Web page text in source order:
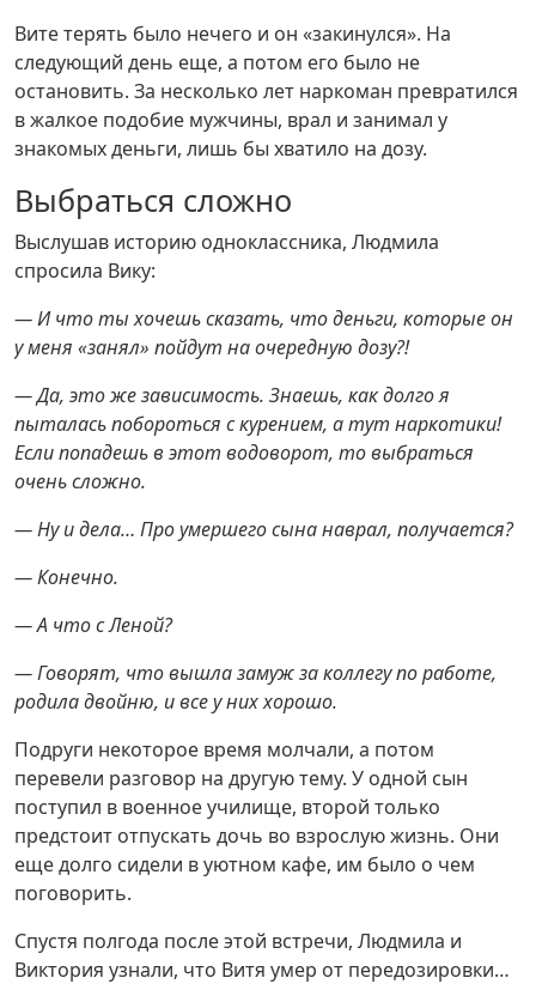
Вите терять было нечего и он «закинулся». На
следующий день еще, а потом его было не
остановить. За несколько лет наркоман превратился
в жалкое подобие мужчины, врал и занимал у
знакомых деньги, лишь бы хватило на дозу.
Выбраться сложно
Выслушав историю одноклассника, Людмила
спросила Вику:
— И что ты хочешь сказать, что деньги, которые он
у меня «занял» пойдут на очередную дозу?!
— Да, это же зависимость. Знаешь, как долго я
пыталась побороться с курением, а тут наркотики!
Если попадешь в этот водоворот, то выбраться
очень сложно.
— Ну и дела… Про умершего сына наврал, получается?
— Конечно.
— А что с Леной?
— Говорят, что вышла замуж за коллегу по работе,
родила двойню, и все у них хорошо.
Подруги некоторое время молчали, а потом
перевели разговор на другую тему. У одной сын
поступил в военное училище, второй только
предстоит отпускать дочь во взрослую жизнь. Они
еще долго сидели в уютном кафе, им было о чем
поговорить.
Спустя полгода после этой встречи, Людмила и
Виктория узнали, что Витя умер от передозировки…